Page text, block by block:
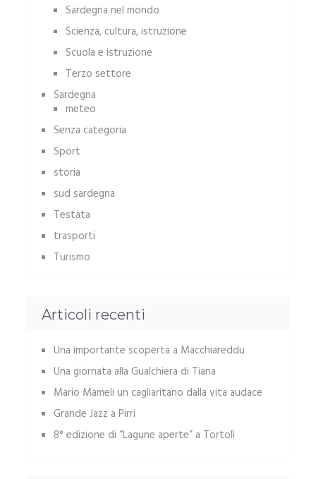
Sardegna nel mondo
Scienza, cultura, istruzione
Scuola e istruzione
Terzo settore
Sardegna
meteo
Senza categoria
Sport
storia
sud sardegna
Testata
trasporti
Turismo
Articoli recenti
Una importante scoperta a Macchiareddu
Una giornata alla Gualchiera di Tiana
Mario Mameli un cagliaritano dalla vita audace
Grande Jazz a Pirri
8° edizione di “Lagune aperte” a Tortolì